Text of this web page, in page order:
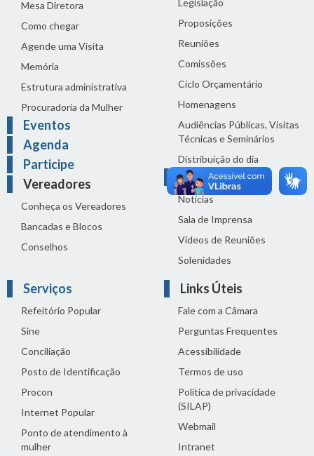
Mesa Diretora
Como chegar
Agende uma Visita
Memória
Estrutura administrativa
Procuradoria da Mulher
Eventos
Agenda
Participe
Vereadores
Conheça os Vereadores
Bancadas e Blocos
Conselhos
Legislação
Proposições
Reuniões
Comissões
Ciclo Orçamentário
Homenagens
Audiências Públicas, Visitas
Técnicas e Seminários
Distribuição do dia
Comunicação
Notícias
Sala de Imprensa
Vídeos de Reuniões
Solenidades
Serviços
Refeitório Popular
Sine
Conciliação
Posto de Identificação
Procon
Internet Popular
Ponto de atendimento à
mulher
Links Úteis
Fale com a Câmara
Perguntas Frequentes
Acessibilidade
Termos de uso
Política de privacidade
(SILAP)
Webmail
Intranet